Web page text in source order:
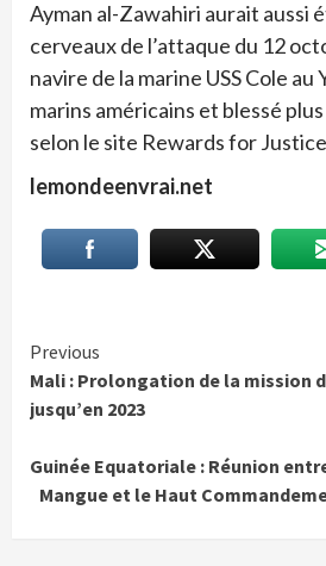
Ayman al-Zawahiri aurait aussi
cerveaux de l’attaque du 12
navire de la marine USS Cole au
marins américains et blessé
selon le site Rewards for
lemondeenvrai.net
Continue
Reading
Previous
Mali : Prolongation de la mission
jusqu’en 2023
Guinée Equatoriale : Réunion
Mangue et le Haut